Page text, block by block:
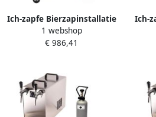
Ich-zapfe Bierzapinstallatie
STREAM 50 Compleetset 2
Lijnen Tot 55 L U Roestvrij
1 webshop
€ 986,41
Ich-